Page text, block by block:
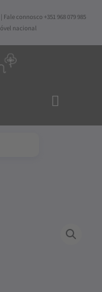
connosco +351 968 079 985
nacional
AO